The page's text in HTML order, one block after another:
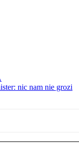
nic nam nie grozi